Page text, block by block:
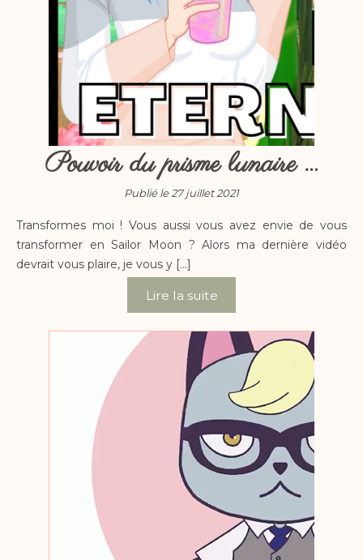
Pouvoir du prisme lunaire …
Publié le 27 juillet 2021
Transformes moi ! Vous aussi vous avez envie de vous
transformer en Sailor Moon ? Alors ma dernière vidéo
devrait vous plaire, je vous y […]
Lire la suite